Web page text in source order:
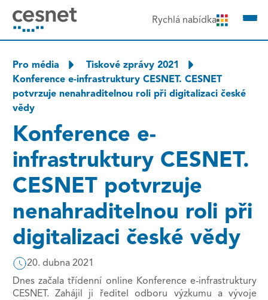
na obsah Rychlá nabídka
Pro média
Tiskové zprávy 2021
Konference e-infrastruktury CESNET. CESNET
potvrzuje nenahraditelnou roli při digitalizaci české
vědy
Konference e-
infrastruktury CESNET.
CESNET potvrzuje
nenahraditelnou roli při
digitalizaci české vědy
20. dubna 2021
Dnes začala třídenní online Konference e-infrastruktury
CESNET. Zahájil ji ředitel odboru výzkumu a vývoje